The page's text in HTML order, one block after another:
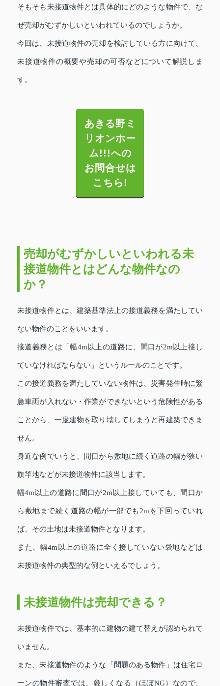
そもそも未接道物件とは具体的にどのような物件で、な
ぜ売却がむずかしいといわれているのでしょうか。
今回は、未接道物件の売却を検討している方に向けて、
未接道物件の概要や売却の可否などについて解説しま
す。
あきる野ミ
リオンホー
ム!!!への
お問合せは
こちら!
売却がむずかしいといわれる未
接道物件とはどんな物件なの
か？
未接道物件とは、建築基準法上の接道義務を満たしてい
ない物件のことをいいます。
接道義務とは「幅4m以上の道路に、間口が2m以上接し
ていなければならない」というルールのことです。
この接道義務を満たしていない物件は、災害発生時に緊
急車両が入れない・作業ができないという危険性がある
ことから、一度建物を取り壊してしまうと再建築できま
せん。
身近な例でいうと、間口から敷地に続く道路の幅が狭い
旗竿地などが未接道物件に該当します。
幅4m以上の道路に間口が2m以上接していても、間口か
ら敷地まで続く道路の幅が一部でも2mを下回っていれ
ば、その土地は未接道物件となります。
また、幅4m以上の道路に全く接していない袋地などは
未接道物件の典型的な例といえるでしょう。
未接道物件は売却できる？
未接道物件では、基本的に建物の建て替えが認められて
いません。
また、未接道物件のような「問題のある物件」は住宅ロ
ーンの物件審査では、厳しくなる（ほぼNG）なので、